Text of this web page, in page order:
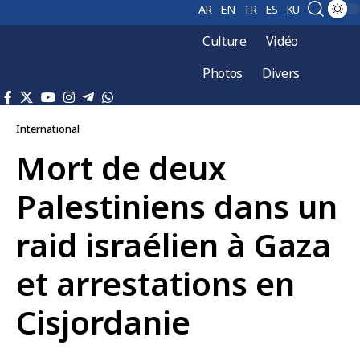
AR EN TR ES KU
Culture
Vidéo
Photos
Divers
International
Mort de deux
Palestiniens dans un
raid israélien à Gaza
et arrestations en
Cisjordanie